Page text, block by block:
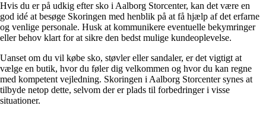
Hvis du er på udkig efter sko i Aalborg Storcenter, kan det være en
god idé at besøge Skoringen med henblik på at få hjælp af det erfarne
og venlige personale. Husk at kommunikere eventuelle bekymringer
eller behov klart for at sikre den bedst mulige kundeoplevelse.
Uanset om du vil købe sko, støvler eller sandaler, er det vigtigt at
vælge en butik, hvor du føler dig velkommen og hvor du kan regne
med kompetent vejledning. Skoringen i Aalborg Storcenter synes at
tilbyde netop dette, selvom der er plads til forbedringer i visse
situationer.